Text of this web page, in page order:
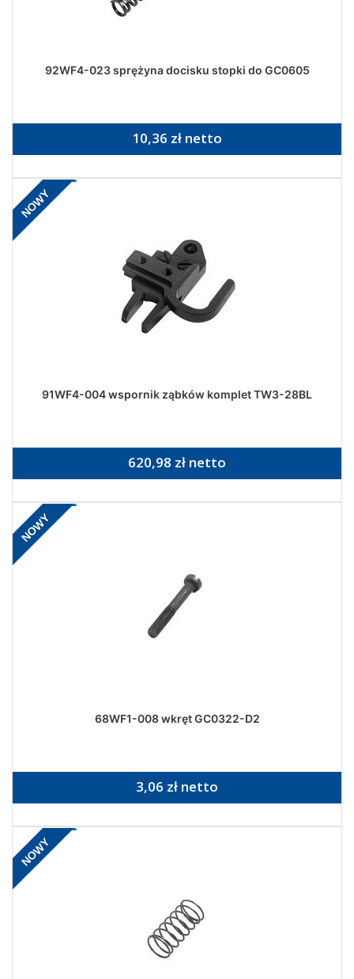
92WF4-023 sprężyna docisku stopki do GC0605
10,36 zł netto
NOWY
91WF4-004 wspornik ząbków komplet TW3-28BL
620,98 zł netto
NOWY
68WF1-008 wkręt GC0322-D2
3,06 zł netto
NOWY